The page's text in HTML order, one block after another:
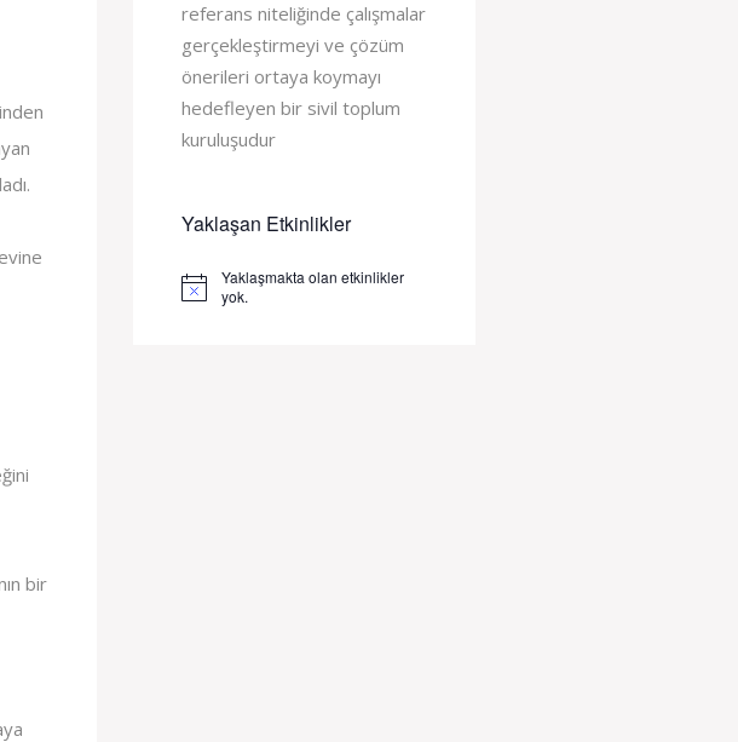
bir
referans niteliğinde çalışmalar
gerçekleştirmeyi ve çözüm
önerileri ortaya koymayı
hedefleyen bir sivil toplum
kuruluşudur
Yaklaşan Etkinlikler
Notice
Yaklaşmakta olan etkinlikler
yok.